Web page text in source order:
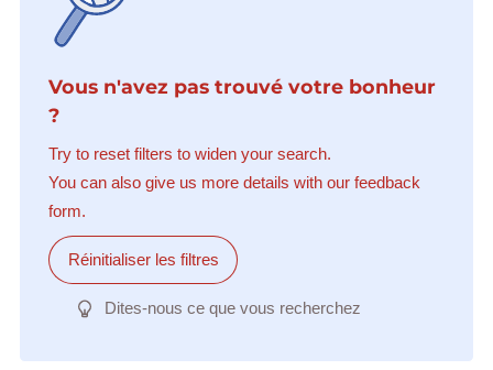
Vous n'avez pas trouvé votre bonheur
?
Try to reset filters to widen your search.
You can also give us more details with our feedback
form.
Réinitialiser les filtres
Dites-nous ce que vous recherchez